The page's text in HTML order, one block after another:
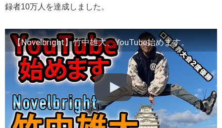
録者10万人を達成しました。
【Novelbright】竹中雄大、YouTube始めます。